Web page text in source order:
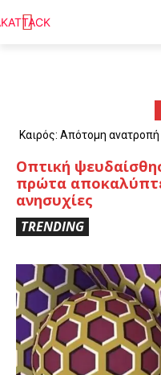
Καιρός: Απότομη
Οπτική
πρώτα
ανησυχίες
TRENDING